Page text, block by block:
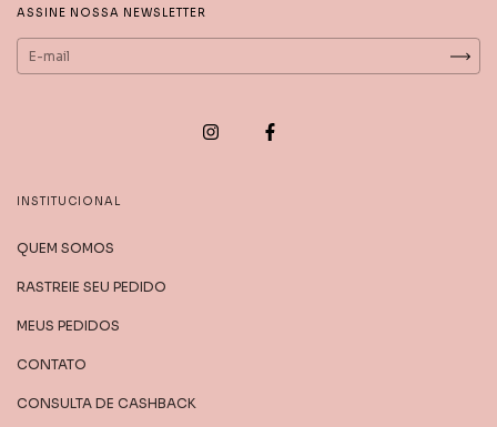
ASSINE NOSSA NEWSLETTER
INSTITUCIONAL
QUEM SOMOS
RASTREIE SEU PEDIDO
MEUS PEDIDOS
CONTATO
CONSULTA DE CASHBACK